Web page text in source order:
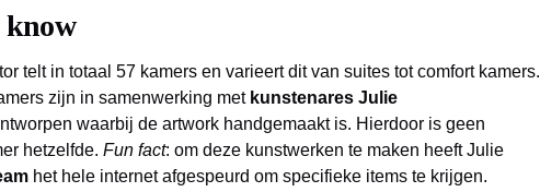
know
telt in totaal 57 kamers en varieert dit van suites tot comfort kamers.
zijn in samenwerking met kunstenares Julie
waarbij de artwork handgemaakt is. Hierdoor is geen
hetzelfde. Fun fact: om deze kunstwerken te maken heeft Julie
het hele internet afgespeurd om specifieke items te krijgen.